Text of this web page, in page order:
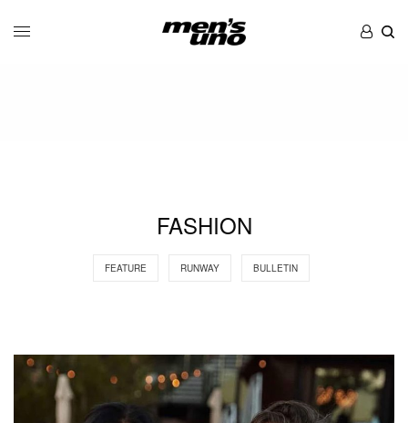
FASHION
FEATURE RUNWAY BULLETIN